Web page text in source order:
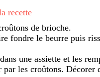
recette
de brioche.
fondre le beurre puis
une assiette et les
les croûtons. Décorer